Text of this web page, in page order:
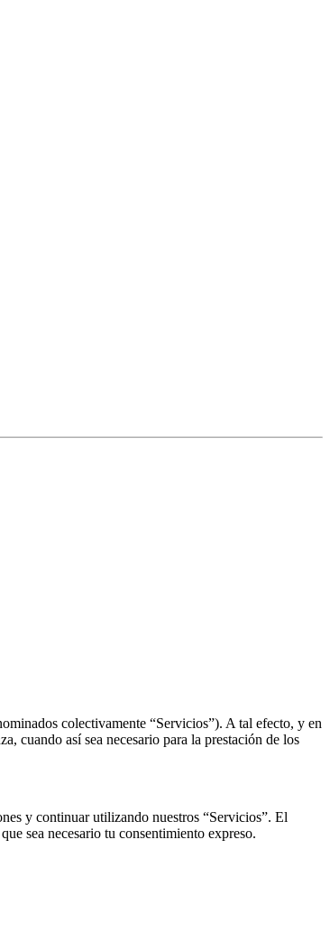
colectivamente “Servicios”). A tal efecto, y en
cuando así sea necesario para la prestación de los
y continuar utilizando nuestros “Servicios”. El
sea necesario tu consentimiento expreso.